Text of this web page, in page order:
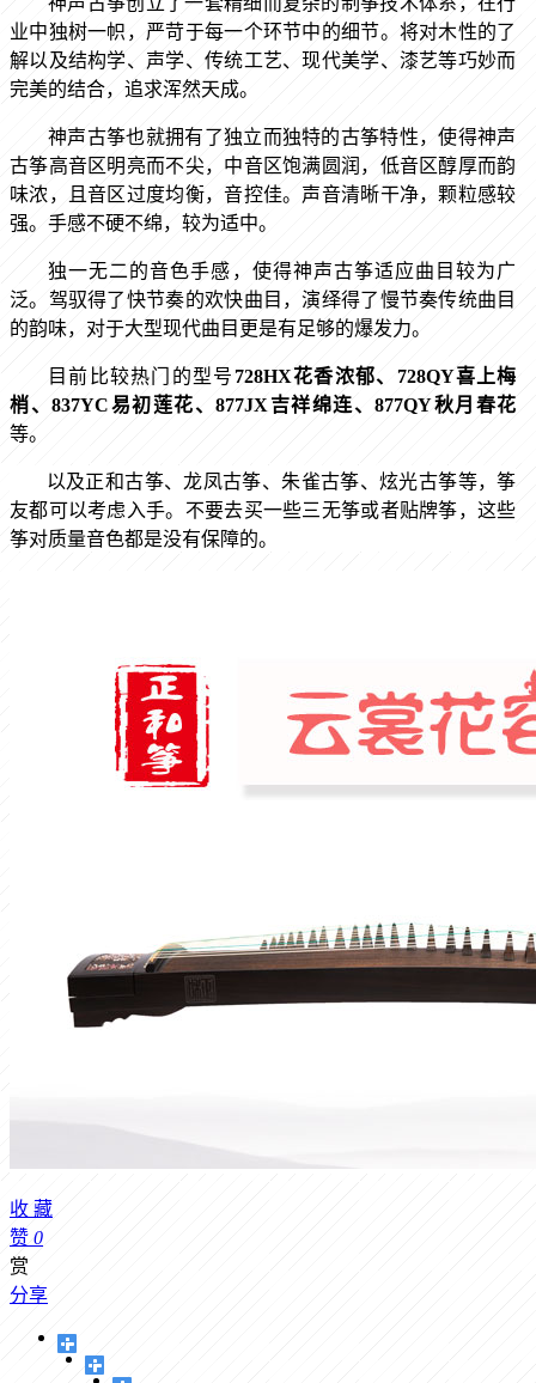
业中独树一帜，严苛于每一个环节中的细节。将对木性的了
解以及结构学、声学、传统工艺、现代美学、漆艺等巧妙而
完美的结合，追求浑然天成。
神声古筝也就拥有了独立而独特的古筝特性，使得神声
古筝高音区明亮而不尖，中音区饱满圆润，低音区醇厚而韵
味浓，且音区过度均衡，音控佳。声音清晰干净，颗粒感较
强。手感不硬不绵，较为适中。
独一无二的音色手感，使得神声古筝适应曲目较为广
泛。驾驭得了快节奏的欢快曲目，演绎得了慢节奏传统曲目
的韵味，对于大型现代曲目更是有足够的爆发力。
目前比较热门的型号728HX花香浓郁、 728QY喜上梅
梢、837YC易初莲花、877JX吉祥绵连、877QY秋月春花
等。
以及正和古筝、龙凤古筝、朱雀古筝、炫光古筝等，筝
友都可以考虑入手。不要去买一些三无筝或者贴牌筝，这些
筝对质量音色都是没有保障的。
收 藏
赞 0
赏
分享